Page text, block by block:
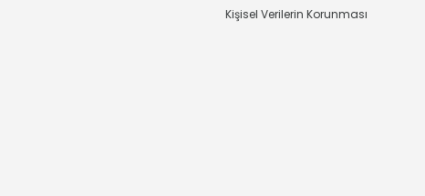
Kişisel Verilerin Korunması